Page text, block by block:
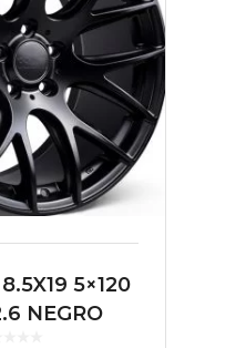
5×120
NEGRO